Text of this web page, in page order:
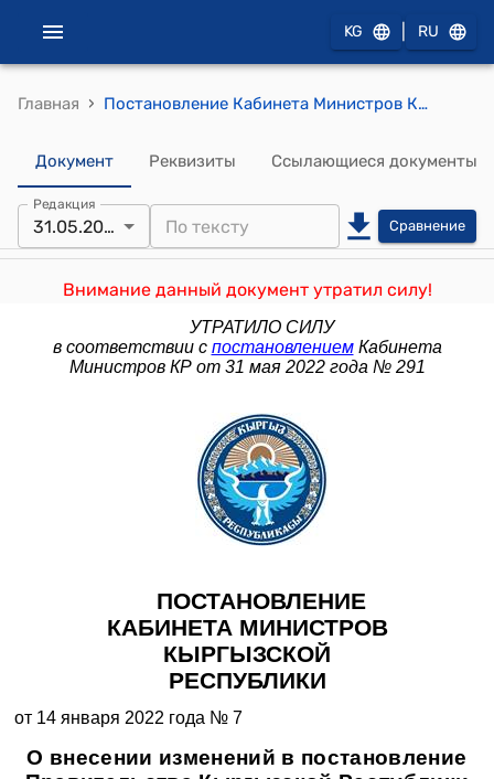
KG RU
Главная › Постановление Кабинета Министров КР от 14 января 2022 года № 7 "О внесении изменений в постановление Правительства Кыргызской Республики "Об утверждении Временного порядка перевода (трансформации) земельных участков орошаемой пашни, застроенных индивидуальными жилыми домами или на которые имеются соответствующие решения уполномоченных органов местного самоуправления либо органов, правопреемниками которых являются соответствующие органы местного самоуправления, до вступления в силу Закона Кыргызской Республики "О введении моратория на перевод (трансформацию) орошаемых земель пашни в другие категории земель и виды угодий" от 31 октября 2018 года № 512"
Документ Реквизиты Ссылающиеся документы
Редакция
31.05.2022 Сравнение
Внимание данный документ утратил силу!